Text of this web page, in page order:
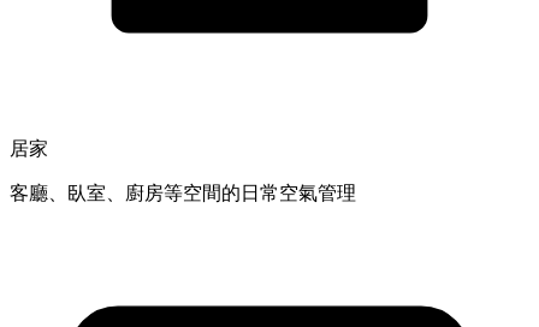
居家
客廳、臥室、廚房等空間的日常空氣管理